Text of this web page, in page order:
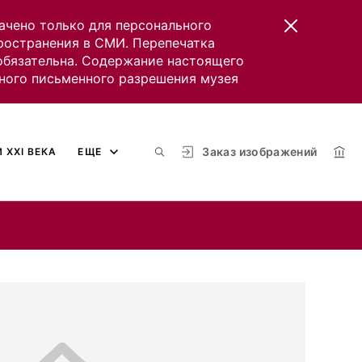
только для персонального
в СМИ. Перепечатка
Содержание настоящего
письменного разрешения музея
Заказ изображений
ВЕКА ЕЩЕ